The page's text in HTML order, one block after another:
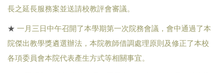
長之延長服務案並送請校教評會審議。
★ 一月三日中午召開了本學期第一次院務會議，會中通過了本
院傑出教學獎遴選辦法，本院教師借調處理原則及修正了本校
各項委員會本院代表產生方式等相關事宜。